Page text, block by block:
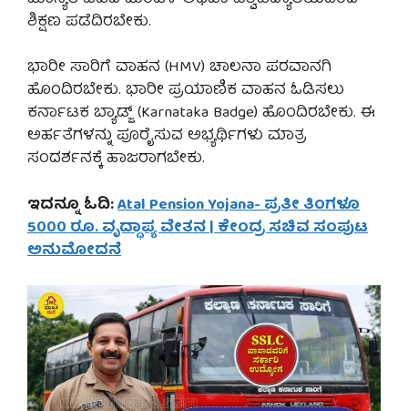
ಶಿಕ್ಷಣ ಪಡೆದಿರಬೇಕು.
ಭಾರೀ ಸಾರಿಗೆ ವಾಹನ (HMV) ಚಾಲನಾ ಪರವಾನಗಿ
ಹೊಂದಿರಬೇಕು. ಭಾರೀ ಪ್ರಯಾಣಿಕ ವಾಹನ ಓಡಿಸಲು
ಕರ್ನಾಟಕ ಬ್ಯಾಡ್ಜ್ (Karnataka Badge) ಹೊಂದಿರಬೇಕು. ಈ
ಅರ್ಹತೆಗಳನ್ನು ಪೂರೈಸುವ ಅಭ್ಯರ್ಥಿಗಳು ಮಾತ್ರ
ಸಂದರ್ಶನಕ್ಕೆ ಹಾಜರಾಗಬೇಕು.
ಇದನ್ನೂ ಓದಿ:Atal Pension Yojana- ಪ್ರತೀ ತಿಂಗಳೂ
5000 ರೂ. ವೃದ್ಧಾಪ್ಯ ವೇತನ | ಕೇಂದ್ರ ಸಚಿವ ಸಂಪುಟ
ಅನುಮೋದನೆ